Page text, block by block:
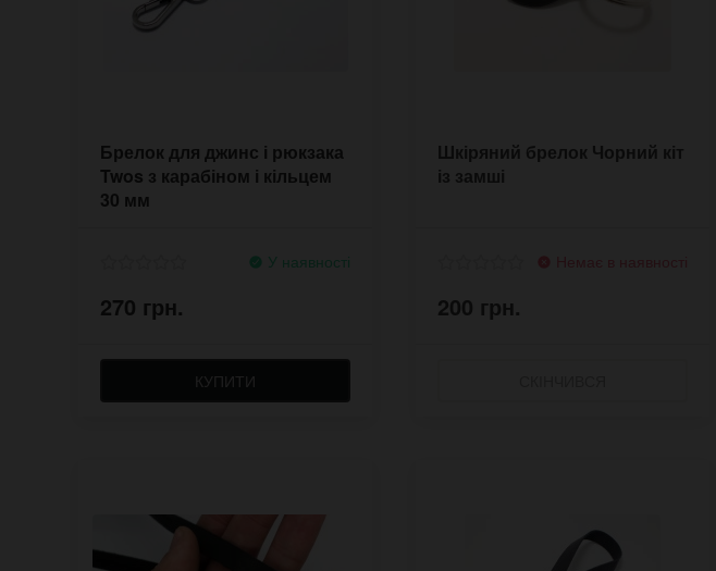
Брелок для джинс і рюкзака
Twos з карабіном і кільцем
30 мм
У наявності
270 грн.
КУПИТИ
Шкіряний брелок Чорний кіт
із замші
200 грн.